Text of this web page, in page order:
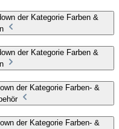
der Kategorie Farben &
der Kategorie Farben &
der Kategorie Farben- &
der Kategorie Farben- &